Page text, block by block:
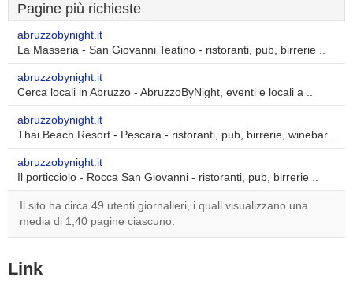
Pagine più richieste
abruzzobynight.it
La Masseria - San Giovanni Teatino - ristoranti, pub, birrerie ..
abruzzobynight.it
Cerca locali in Abruzzo - AbruzzoByNight, eventi e locali a ..
abruzzobynight.it
Thai Beach Resort - Pescara - ristoranti, pub, birrerie, winebar ..
abruzzobynight.it
Il porticciolo - Rocca San Giovanni - ristoranti, pub, birrerie ..
Il sito ha circa 49 utenti giornalieri, i quali visualizzano una
media di 1,40 pagine ciascuno.
Link